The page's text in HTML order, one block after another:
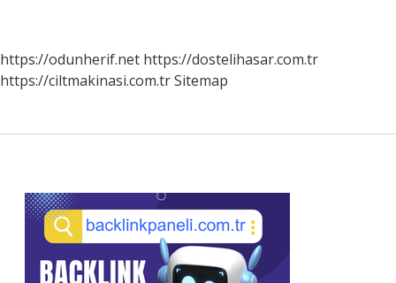
https://odunherif.net https://dostelihasar.com.tr
https://ciltmakinasi.com.trSitemap
Sidebar